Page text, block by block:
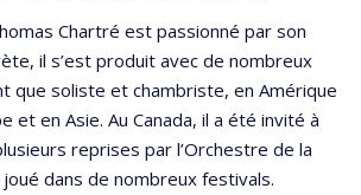
Chartré est passionné par son
il s’est produit avec de nombreux
que soliste et chambriste, en Amérique
et en Asie. Au Canada, il a été invité à
reprises par l’Orchestre de la
dans de nombreux festivals.